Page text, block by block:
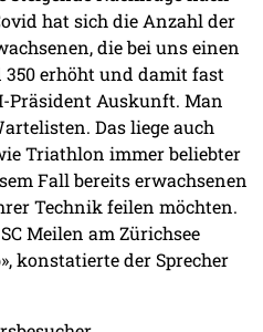
hat sich die Anzahl der
die bei uns einen
erhöht und damit fast
Präsident Auskunft. Man
Das liege auch
Triathlon immer beliebter
Fall bereits erwachsenen
Technik feilen möchten.
Meilen am Zürichsee
konstatierte der Sprecher